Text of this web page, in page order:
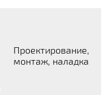
Проектирование,
монтаж, наладка